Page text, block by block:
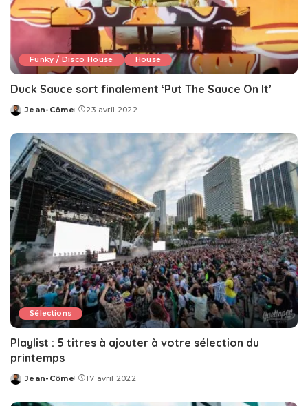
Funky / Disco House House
Duck Sauce sort finalement ‘Put The Sauce On It’
Posted
Jean-Côme 23 avril 2022
Sélections
Playlist : 5 titres à ajouter à votre sélection du
printemps
Posted
Jean-Côme 17 avril 2022